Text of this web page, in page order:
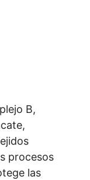
B,
procesos
las